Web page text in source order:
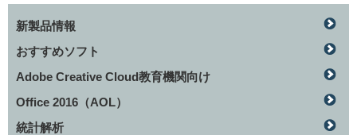
新製品情報
おすすめソフト
Adobe Creative Cloud教育機関向け
Office 2016（AOL）
統計解析